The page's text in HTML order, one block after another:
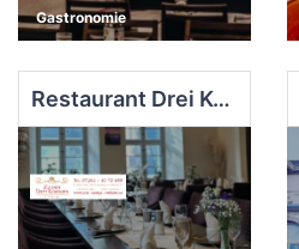
Gastronomie
Restaurant Drei Könige Sinsheim